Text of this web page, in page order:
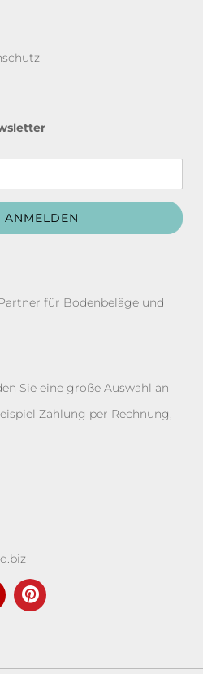
für Bodenbeläge und
Sie eine große Auswahl an
Zahlung per Rechnung,